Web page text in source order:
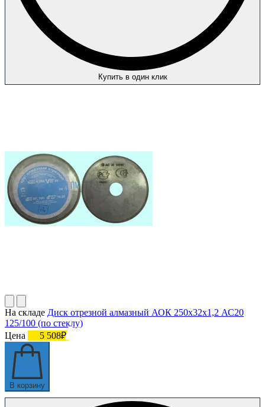
Купить в один клик
На складе Диск отрезной алмазный АОК 250х32х1,2 АС20
125/100 (по стеклу)
Цена
5 508₽
В корзину